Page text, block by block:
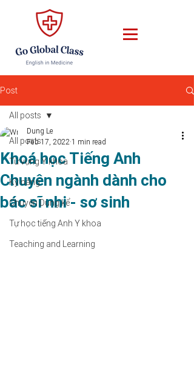
Post
All posts
Từ vựng Y khoa
Kỹ năng
Chuyện Dung kể
Tự học tiếng Anh Y khoa
Teaching and Learning
All posts
Khoá học Tiếng Anh
Chuyên ngành dành cho
bác sĩ nhi - sơ sinh
Dung Le
Feb 17, 2022 1 min read